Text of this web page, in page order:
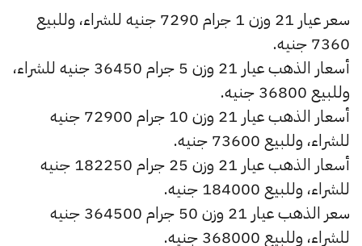
سعر عيار 21 وزن 1 جرام 7290 جنيه للشراء، وللبيع
7360 جنيه.
أسعار الذهب عيار 21 وزن 5 جرام 36450 جنيه للشراء،
وللبيع 36800 جنيه.
أسعار الذهب عيار 21 وزن 10 جرام 72900 جنيه
للشراء، وللبيع 73600 جنيه.
أسعار الذهب عيار 21 وزن 25 جرام 182250 جنيه
للشراء، وللبيع 184000 جنيه.
سعر الذهب عيار 21 وزن 50 جرام 364500 جنيه
للشراء، وللبيع 368000 جنيه.